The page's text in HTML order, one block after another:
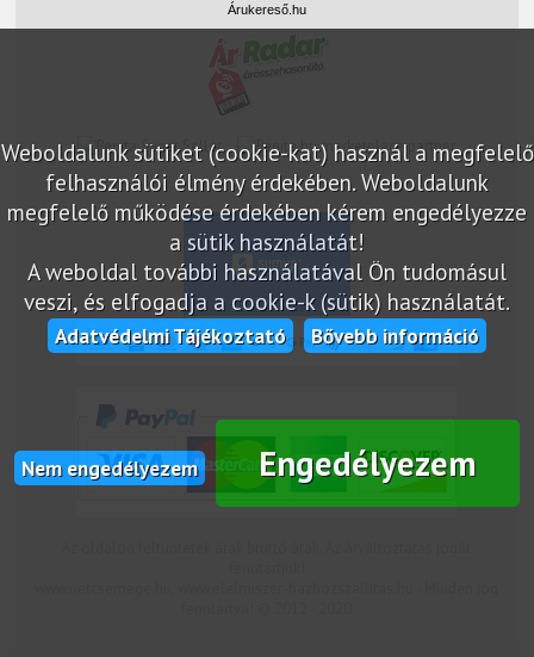
Weboldalunk sütiket (cookie-kat) használ a megfelelő
felhasználói élmény érdekében. Weboldalunk
megfelelő működése érdekében kérem engedélyezze
a sütik használatát!
A weboldal további használatával Ön tudomásul
veszi, és elfogadja a cookie-k (sütik) használatát.
Adatvédelmi Tájékoztató Bővebb információ
Nem engedélyezem Engedélyezem
Árukereső.hu
marketplace partner